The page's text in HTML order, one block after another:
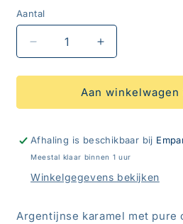
Aantal
Aantal
Aantal
verlagen
voor
de
Chocolate
450gr.
Aantal
verhogen
voor
Dulce
de
Chocolate
450gr.
Aan winkelwagen
Afhaling is beschikbaar bij
Meestal klaar binnen 1 uur
Winkelgegevens bekijken
Argentijnse karamel met pure